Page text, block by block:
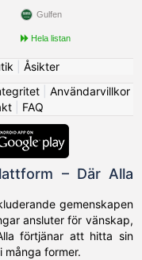
Gulfen
Hela listan
Åsikter
| Användarvillkor
| FAQ
– Där Alla
gemenskapen
ansluter för vänskap,
förtjänar att hitta sin
många former.